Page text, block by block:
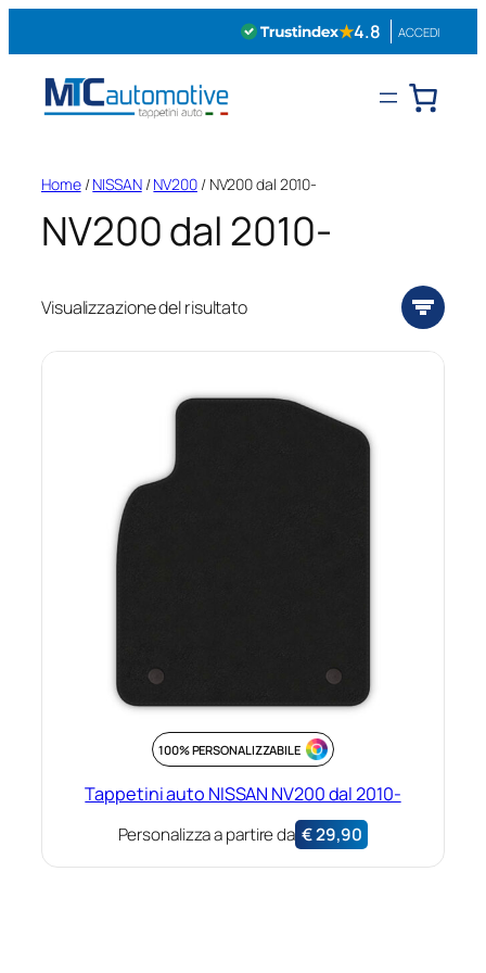
★4.8 ACCEDI
Home/NISSAN/NV200/ NV200 dal 2010-
NV200 dal 2010-
Visualizzazione del risultato
100% PERSONALIZZABILE
Tappetini auto NISSAN NV200 dal 2010-
Personalizza a partire da €29,90